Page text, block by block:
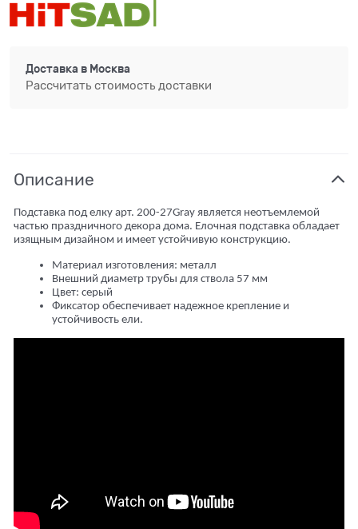
Доставка в Москва
Рассчитать стоимость доставки
Описание
Подставка под елку арт. 200-27Gray является неотъемлемой
частью праздничного декора дома. Елочная подставка обладает
изящным дизайном и имеет устойчивую конструкцию.
Материал изготовления: металл
Внешний диаметр трубы для ствола 57 мм
Цвет: серый
Фиксатор обеспечивает надежное крепление и
устойчивость ели.